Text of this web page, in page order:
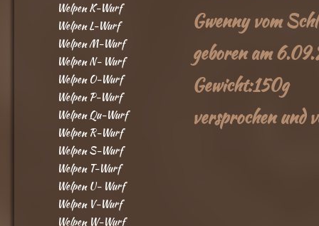
Welpen K-Wurf
Welpen L-Wurf
Welpen M-Wurf
Welpen N- Wurf
Welpen O-Wurf
Welpen P-Wurf
Welpen Qu-Wurf
Welpen R-Wurf
Welpen S-Wurf
Welpen T-Wurf
Welpen U- Wurf
Welpen V-Wurf
Welpen W-Wurf
Gwenny vom
geboren am
Gewicht:150g
versprochen und